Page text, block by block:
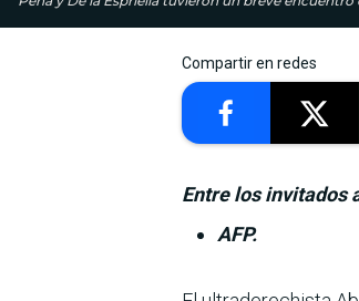
Compartir en redes
Entre los invitados
AFP.